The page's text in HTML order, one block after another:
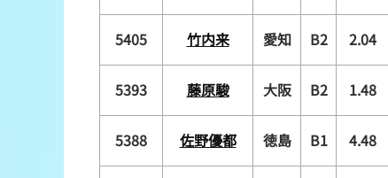
5405 竹内来 愛知 B2 2.04
5393 藤原駿 大阪 B2 1.48
5388 佐野優都 徳島 B1 4.48